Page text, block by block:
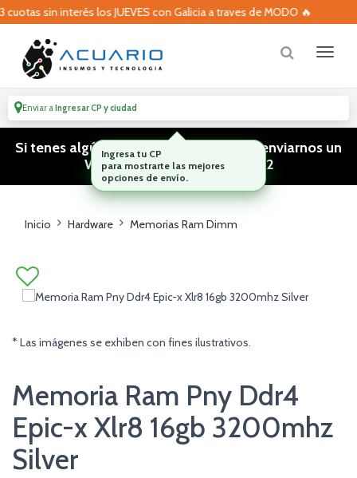
sin interés los JUEVES con Galicia a traves de MODO 🔥
Enviar aIngresar CP y ciudad
Si tenes algún tipo de consulta podes enviarnos un
WhatsApp! (011) 15 5386 3812
Inicio Hardware Memorias Ram Dimm
* Las imágenes se exhiben con fines ilustrativos.
Memoria Ram Pny Ddr4
Epic-x Xlr8 16gb 3200mhz
Silver